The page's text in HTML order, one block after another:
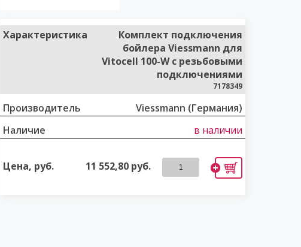
Характеристика
Комплект подключения
бойлера Viessmann для
Vitocell 100-W с резьбовыми
подключениями
7178349
Производитель
Viessmann (Германия)
Наличие
в наличии
Цена, руб. 11 552,80 руб.